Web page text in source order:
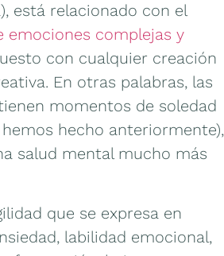
está relacionado con el
emociones complejas y
con cualquier creación
En otras palabras, las
momentos de soledad
hecho anteriormente),
salud mental mucho más
que se expresa en
labilidad emocional,